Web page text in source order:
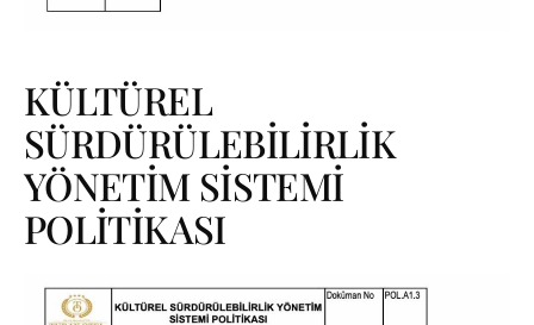
KÜLTÜREL
SÜRDÜRÜLEBİLİRLİK
YÖNETİM SİSTEMİ
POLİTİKASI